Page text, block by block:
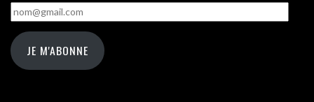
nom@gmail.com
JE M'ABONNE